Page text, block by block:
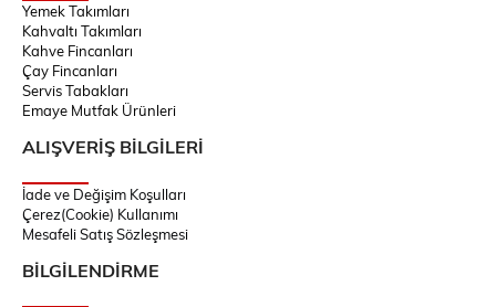
Yemek Takımları
Kahvaltı Takımları
Kahve Fincanları
Çay Fincanları
Servis Tabakları
Emaye Mutfak Ürünleri
ALIŞVERİŞ BİLGİLERİ
İade ve Değişim Koşulları
Çerez(Cookie) Kullanımı
Mesafeli Satış Sözleşmesi
BİLGİLENDİRME